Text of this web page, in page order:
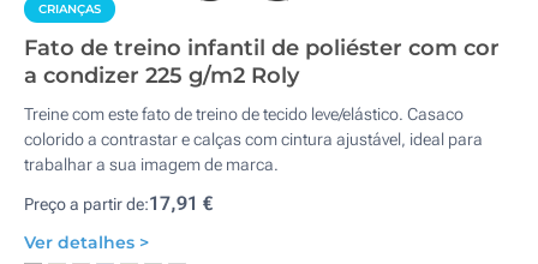
CRIANÇAS
Fato de treino infantil de poliéster com cor
a condizer 225 g/m2 Roly
Treine com este fato de treino de tecido leve/elástico. Casaco
colorido a contrastar e calças com cintura ajustável, ideal para
trabalhar a sua imagem de marca.
Preço a partir de:17,91 €
Ver detalhes >